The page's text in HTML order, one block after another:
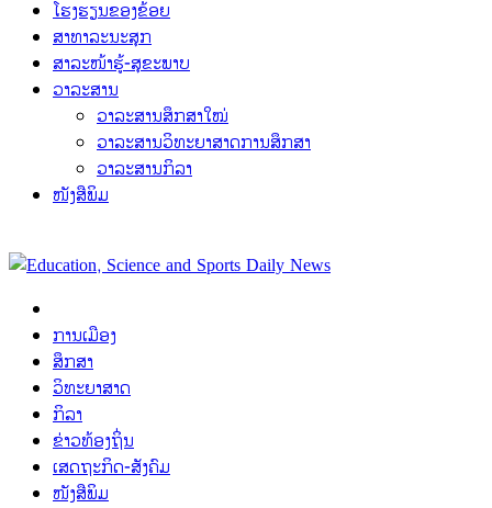
ໂຮງຮຽນຂອງຂ້ອຍ
ສາທາລະນະສຸກ
ສາລະໜ້າຮູ້-ສຸຂະພາບ
ວາລະສານ
ວາລະສານສຶກສາໃໝ່
ວາລະສານວິທະຍາສາດການສຶກສາ
ວາລະສານກິລາ
ໜັງສືພິມ
ການເມືອງ
ສຶກສາ
ວິທະຍາສາດ
ກິລາ
ຂ່າວທ້ອງຖິ່ນ
ເສດຖະກິດ-ສັງຄົມ
ໜັງສືພິມ